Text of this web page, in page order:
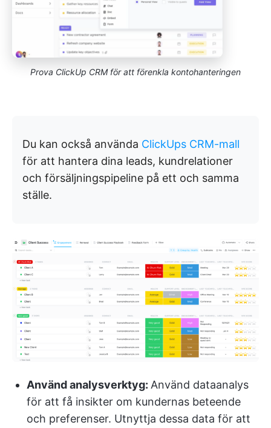
Prova ClickUp CRM för att förenkla kontohanteringen
Du kan också använda ClickUps CRM-mall
för att hantera dina leads, kundrelationer
och försäljningspipeline på ett och samma
ställe.
Använd analysverktyg: Använd dataanalys
för att få insikter om kundernas beteende
och preferenser. Utnyttja dessa data för att